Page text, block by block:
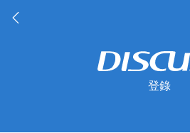
登錄